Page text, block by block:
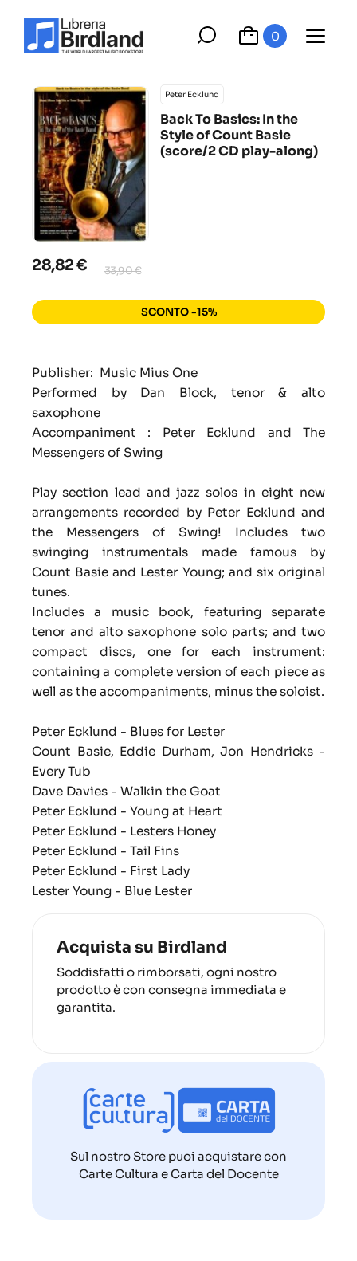
0
Peter Ecklund
Back To Basics: In the
Style of Count Basie
(score/2 CD play-along)
28,82 € 33,90 €
SCONTO -15%
Publisher: Music Mius One
Performed by Dan Block, tenor & alto
saxophone
Accompaniment : Peter Ecklund and The
Messengers of Swing
Play section lead and jazz solos in eight new
arrangements recorded by Peter Ecklund and
the Messengers of Swing! Includes two
swinging instrumentals made famous by
Count Basie and Lester Young; and six original
tunes.
Includes a music book, featuring separate
tenor and alto saxophone solo parts; and two
compact discs, one for each instrument:
containing a complete version of each piece as
well as the accompaniments, minus the soloist.
Peter Ecklund - Blues for Lester
Count Basie, Eddie Durham, Jon Hendricks -
Every Tub
Dave Davies - Walkin the Goat
Peter Ecklund - Young at Heart
Peter Ecklund - Lesters Honey
Peter Ecklund - Tail Fins
Peter Ecklund - First Lady
Lester Young - Blue Lester
Acquista su Birdland
Soddisfatti o rimborsati, ogni nostro
prodotto è con consegna immediata e
garantita.
Sul nostro Store puoi acquistare con
Carte Cultura e Carta del Docente